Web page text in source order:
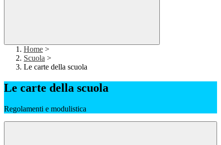
Home >
Scuola >
Le carte della scuola
Le carte della scuola
Regolamenti e modulistica